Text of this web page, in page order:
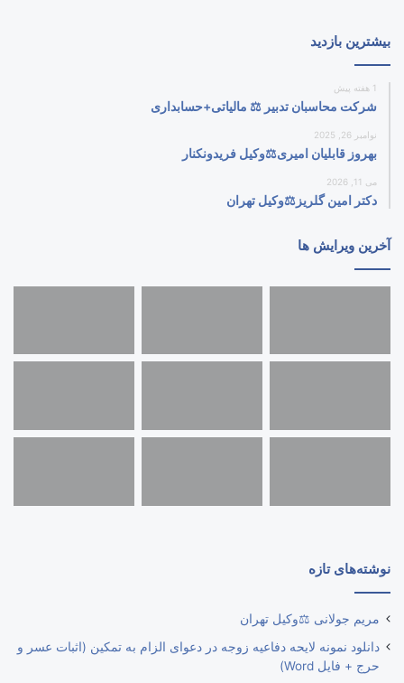
بیشترین بازدید
1 هفته پیش
شرکت محاسبان تدبیر ⚖️ مالیاتی+حسابداری
نوامبر 26, 2025
بهروز قابلیان امیری⚖️وکیل فریدونکنار
می 11, 2026
دکتر امین گلریز⚖️وکیل تهران
آخرین ویرایش ها
نوشته‌های تازه
مریم جولانی ⚖️وکیل تهران
دانلود نمونه لایحه دفاعیه زوجه در دعوای الزام به تمکین (اثبات عسر و
حرج + فایل Word)